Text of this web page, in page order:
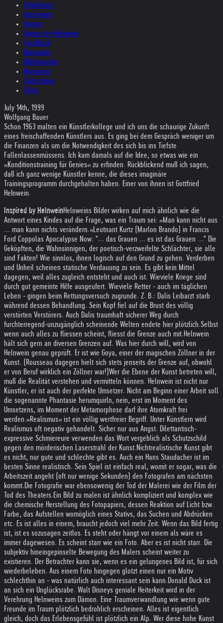
Exhibitions
Interviews
Quotes
Quotes by Helnwein
Feedback
Biography
Bibliography
Museums
Collections
Films
July 14th, 1999
Wolfgang Bauer
Schon 1963 malten ein Künstlerkollege und ich uns die schaurige Zukunft
eines freischaffenden Künstlers aus. Es ging bei dem Gespräch weniger um
die Finanzen als um die Notwendigkeit des sich bis ins Tiefste
Fallenlassenmüssens. Ich kam damals auf die Idee, so etwas wie ein
»Konditionstraining für Genies« zu erfinden. Rückblickend muß ich sagen,
daß ich ganz wenige Künstler kenne, die dieses imaginäre
Trainingsprogramm durchgehalten haben. Einer von ihnen ist Gottfried
HeInwein.
Inspired by HelnweinHelnweins Bilder wirken auf mich ähnlich wie die
Antwort eines Kindes auf die Frage, was ein Traum sei: »Man kann nicht aus
... man kann nichts verändern.« Leutnant Kurtz (Marlon Brando) in Francis
Ford Coppolas Apocalypse Now: "... das Grauen ... es ist das Grauen ..." Die
Geköpften, die Wahnsinnigen, der poetisch-verzweifelte Schlächter, sie alle
sind Fakten! Wie sinnlos, ihnen logisch auf den Grund zu gehen. Verderben
und Unheil scheinen statische Verdauung zu sein. Es gibt kein Mittel
dagegen, weil alles zugleich entsteht und auch ist. Wieviele Kriege sind
durch gut gemeinte Hilfe ausgeufert. Wieviele Retter - auch im täglichen
Leben - gingen beim Rettungsversuch zugrunde. Z. B.: Dalis Leibarzt starb
während dessen Behandlung. Sein Kopf fiel auf die Brust des völlig
verstörten Verstörers. Auch Dalis traumhaft sicherer Weg durch
furchterregend-unzugänglich scheinende Welten endete hier plötzlich.Selbst
wenn auch alles zu fliessen scheint, fliesst die Grenze auch mit.Helnwein
hält sich gern an diversen Grenzen auf. Was hier durch will, wird von
Helnwein genau geprüft. Er ist wie Goya, einer der magischen Zöllner in der
Kunst. (Rousseau dagegen hielt sich stets jenseits der Grenze auf, obwohl
er von Beruf wirklich ein Zöllner war!) Wer die Ebene der Kunst betreten will,
muß die Realität verstehen und vermitteln können. Helnwein ist nicht nur
Künstler, er ist auch der perfekte Umsetzer. Nicht am Beginn einer Arbeit soll
die sogenannte Phantasie herumquirln, nein, erst im Moment des
Umsetzens, im Moment der Metamorphose darf ihre Atomkraft frei
werden.»Realismus« ist ein völlig wertfreier Begriff. Unter Künstlern wird
Realismus oft negativ gehandelt. Sicher nur aus Angst. Dilettantisch-
expressive Schmiereure verwenden das Wort vergeblich als Schutzschild
gegen den mörderischen Laserstrahl der Kunst.Nichtrealistische Kunst gibt
es nicht, nur gute und schlechte gibt es. Auch ein Hans Staudacher ist im
besten Sinne realistisch. Sein Spiel ist einfach real, womit er sogar, was die
Arbeitszeit angeht (oft nur wenige Sekunden) den Fotografen am nächsten
kommt. Die Fotografie war ebensowenig der Tod der Malerei wie der Film der
Tod des Theaters.Ein Bild zu malen ist ähnlich kompliziert und komplex wie
die chemische Herstellung des Fotopapiers, dessen Reaktion auf Licht bzw.
Farbe, das Aufstellen womöglich eines Stativs, das Suchen und Abdrücken
etc. Es ist alles in einem, braucht jedoch viel mehr Zeit. Wenn das Bild fertig
ist, ist es sozusagen zeitlos. Es steht oder hängt vor einem als wäre es
immer dagewesen. Es scheint starr wie ein Foto. Aber es ist nicht starr. Die
subjektiv hineingepinselte Bewegung des Malers scheint weiter zu
existieren. Der Betrachter kann sie, wenn es ein gelungenes Bild ist, für sich
wiederbeleben. Aus einem Foto hingegen glotzt einen nur ein Motiv
schlechthin an - was natürlich auch interessant sein kann. Donald Duck ist
an sich ein Unglücksrabe. Walt Disneys geniale Heiterkeit wird in der
Verehrung Helnweins zum Dämon. Eine Traumverwandlung wie wenn gute
Freunde im Traum plötzlich bedrohlich erscheinen. Alles ist eigentlich
gleich, doch das Erlebensgefühl ist plötzlich ein Alp. Wer diese hohe Kunst